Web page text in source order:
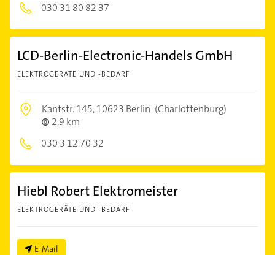
030 31 80 82 37
LCD-Berlin-Electronic-Handels GmbH
ELEKTROGERÄTE UND -BEDARF
Kantstr. 145,10623 Berlin (Charlottenburg)
2,9 km
030 3 12 70 32
Hiebl Robert Elektromeister
ELEKTROGERÄTE UND -BEDARF
E-Mail